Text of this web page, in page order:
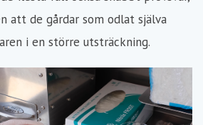
att de gårdar som odlat själva
i en större utsträckning.